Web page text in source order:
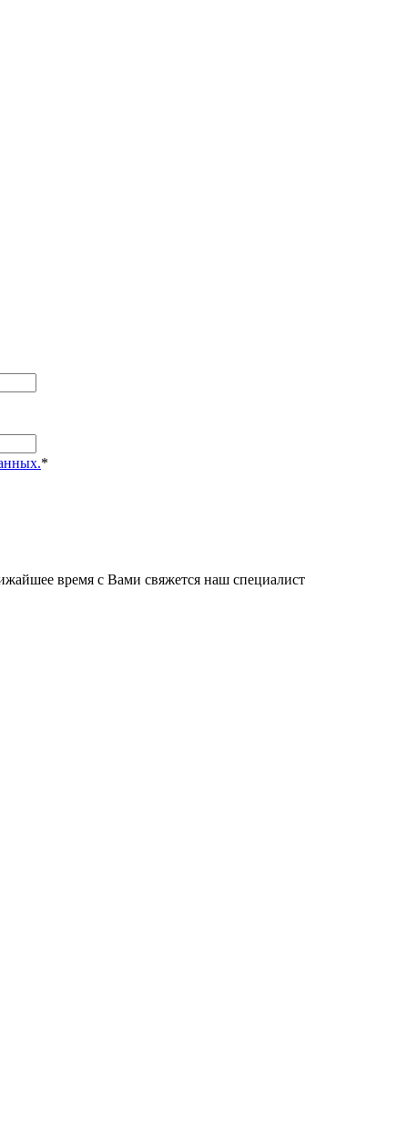
*
время с Вами свяжется наш специалист